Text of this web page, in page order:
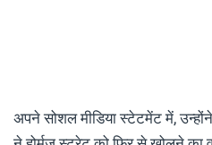
अपने सोशल मीडिया स्टेटमेंट में,